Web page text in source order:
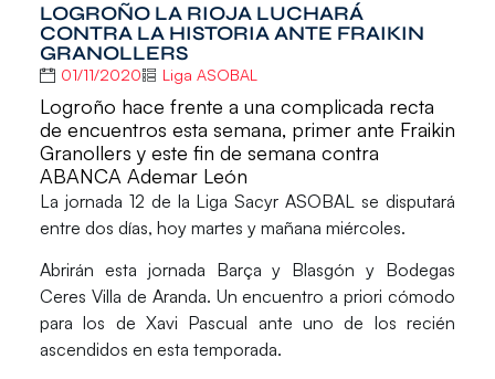
LOGROÑO LA RIOJA LUCHARÁ
CONTRA LA HISTORIA ANTE FRAIKIN
GRANOLLERS
01/11/2020 Liga ASOBAL
Logroño hace frente a una complicada recta
de encuentros esta semana, primer ante Fraikin
Granollers y este fin de semana contra
ABANCA Ademar León
La jornada 12 de la Liga Sacyr ASOBAL
se disputará
entre dos días, hoy martes y mañana miércoles.
Abrirán esta jornada Barça y Blasgón y Bodegas
Ceres Villa de Aranda. Un encuentro a priori cómodo
para los de Xavi Pascual ante uno de los recién
ascendidos en esta temporada.